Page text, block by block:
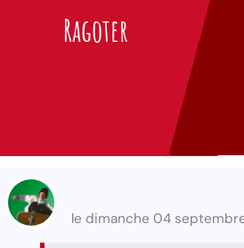
Ragoter
le dimanche 04